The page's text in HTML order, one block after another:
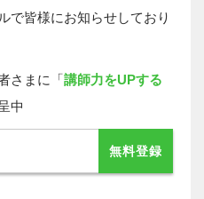
で皆様にお知らせしており
さまに「 講師力をUPする
中
無料登録